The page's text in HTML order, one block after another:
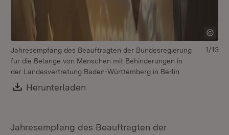
Jahresempfang des Beauftragten der Bundesregierung
für die Belange von Menschen mit Behinderungen in
der Landesvertretung Baden-Württemberg in Berlin
Download:
Herunterladen
1/13
Jahresempfang des Beauftragten der